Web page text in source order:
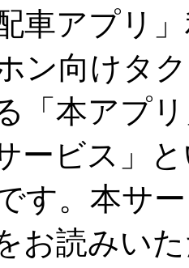
車アプリ
ン向けタ
「本アプ
ービス」
す。本サ
お読みい